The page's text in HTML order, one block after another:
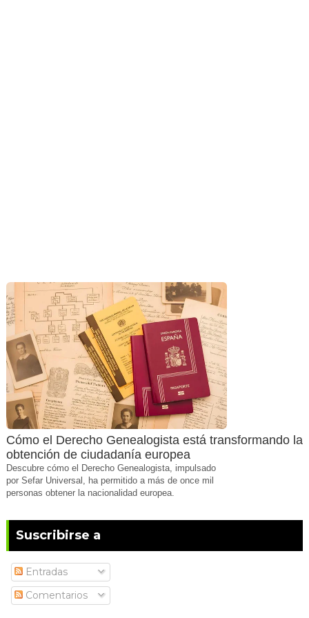
Cómo el Derecho Genealogista está transformando la
obtención de ciudadanía europea
Descubre cómo el Derecho Genealogista, impulsado
por Sefar Universal, ha permitido a más de once mil
personas obtener la nacionalidad europea.
Suscribirse a
Entradas
Comentarios